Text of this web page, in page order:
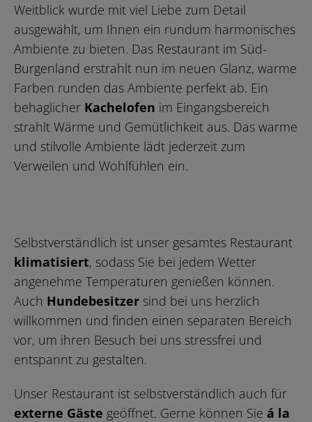
Weitblick wurde mit viel Liebe zum Detail
ausgewählt, um Ihnen ein rundum harmonisches
Ambiente zu bieten. Das Restaurant im Süd-
Burgenland erstrahlt nun im neuen Glanz, warme
Farben runden das Ambiente perfekt ab. Ein
behaglicher Kachelofen im Eingangsbereich
strahlt Wärme und Gemütlichkeit aus. Das warme
und stilvolle Ambiente lädt jederzeit zum
Verweilen und Wohlfühlen ein.
Selbstverständlich ist unser gesamtes Restaurant
klimatisiert, sodass Sie bei jedem Wetter
angenehme Temperaturen genießen können.
Auch Hundebesitzer sind bei uns herzlich
willkommen und finden einen separaten Bereich
vor, um ihren Besuch bei uns stressfrei und
entspannt zu gestalten.
Unser Restaurant ist selbstverständlich auch für
externe Gäste geöffnet. Gerne können Sie á la